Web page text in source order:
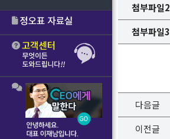
첨부파일2
첨부파일3
다음글
이전글